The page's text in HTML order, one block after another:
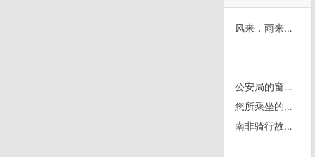
风来，雨来，雷劈来
公安局的窗子都涂成藏式的了～
您所乘坐的是209次列车，由曼谷开往大城走行71公里
南非骑行故事 | D60/0318 J-Bay 修油炉